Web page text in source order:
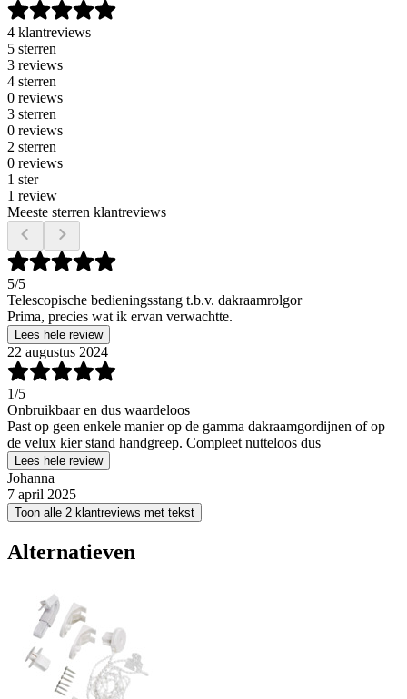
4 klantreviews
5 sterren
3 reviews
4 sterren
0 reviews
3 sterren
0 reviews
2 sterren
0 reviews
1 ster
1 review
Meeste sterren klantreviews
5/5
Telescopische bedieningsstang t.b.v. dakraamrolgor
Prima, precies wat ik ervan verwachtte.
Lees hele review
22 augustus 2024
1/5
Onbruikbaar en dus waardeloos
Past op geen enkele manier op de gamma dakraamgordijnen of op
de velux kier stand handgreep. Compleet nutteloos dus
Lees hele review
Johanna
7 april 2025
Toon alle 2 klantreviews met tekst
Alternatieven